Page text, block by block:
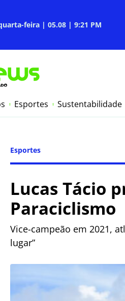
feira | 05.08 | 9:21 PM
Esportes Sustentabilidade
Esportes
Lucas Tácio
Paraciclismo
Vice-campeão em 2021,
lugar”